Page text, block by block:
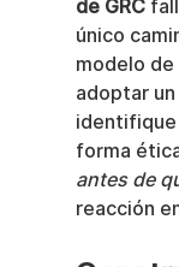
de GRC
único
modelo
adoptar
identifique
forma
antes de
reacción